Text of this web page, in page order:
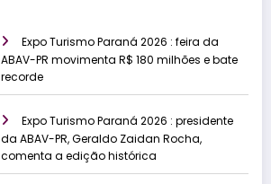
Expo Turismo Paraná 2026 : feira da
ABAV-PR movimenta R$ 180 milhões e bate
recorde
Expo Turismo Paraná 2026 : presidente
da ABAV-PR, Geraldo Zaidan Rocha,
comenta a edição histórica